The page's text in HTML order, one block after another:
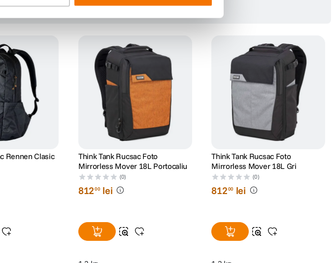
Rennen Clasic
Think Tank Rucsac Foto
Mirrorless Mover 18L Portocaliu
(0)
81200 lei
Think Tank Rucsac Foto
Mirrorless Mover 18L Gri
(0)
81200 lei